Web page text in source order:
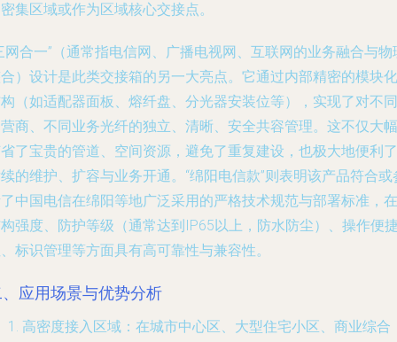
集区域或作为区域核心交接点。
网合一”（通常指电信网、广播电视网、互联网的业务融合与物
）设计是此类交接箱的另一大亮点。它通过内部精密的模块化
（如适配器面板、熔纤盘、分光器安装位等），实现了对不同
商、不同业务光纤的独立、清晰、安全共容管理。这不仅大幅
了宝贵的管道、空间资源，避免了重复建设，也极大地便利了
的维护、扩容与业务开通。“绵阳电信款”则表明该产品符合或
中国电信在绵阳等地广泛采用的严格技术规范与部署标准，在
强度、防护等级（通常达到IP65以上，防水防尘）、操作便
标识管理等方面具有高可靠性与兼容性。
应用场景与优势分析
高密度接入区域 ：在城市中心区、大型住宅小区、商业综合